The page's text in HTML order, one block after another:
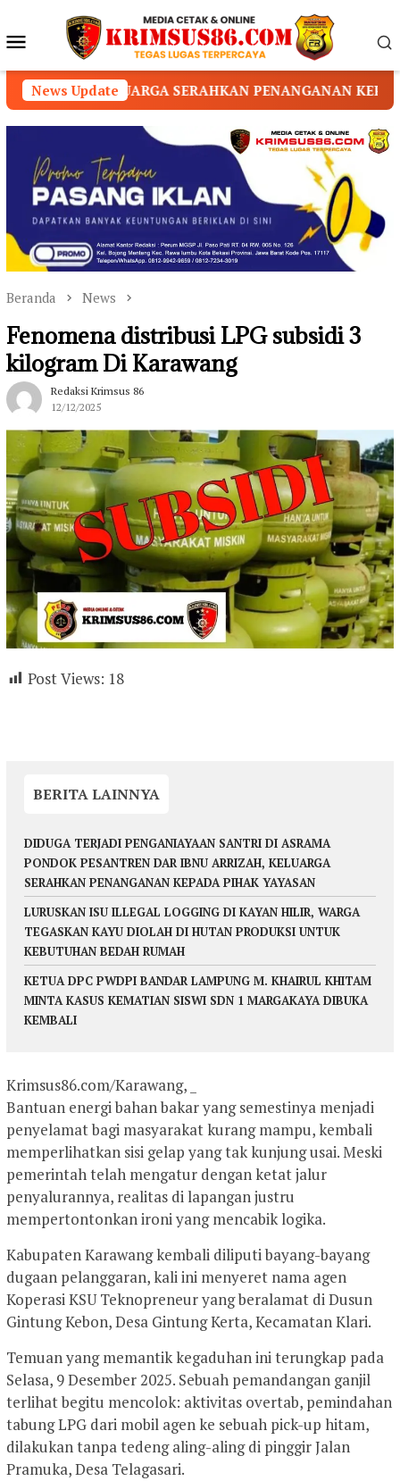
konten Menu
Mobile
News Update
PENANGANAN KEPADA PIHAK YAYASAN
Beranda News
Fenomena distribusi LPG subsidi 3
kilogram Di Karawang
Redaksi Krimsus 86
12/12/2025
Post Views: 18
BERITA LAINNYA
DIDUGA TERJADI PENGANIAYAAN SANTRI DI ASRAMA
PONDOK PESANTREN DAR IBNU ARRIZAH, KELUARGA
SERAHKAN PENANGANAN KEPADA PIHAK YAYASAN
LURUSKAN ISU ILLEGAL LOGGING DI KAYAN HILIR, WARGA
TEGASKAN KAYU DIOLAH DI HUTAN PRODUKSI UNTUK
KEBUTUHAN BEDAH RUMAH
KETUA DPC PWDPI BANDAR LAMPUNG M. KHAIRUL KHITAM
MINTA KASUS KEMATIAN SISWI SDN 1 MARGAKAYA DIBUKA
KEMBALI
Krimsus86.com/Karawang, _
Bantuan energi bahan bakar yang semestinya menjadi
penyelamat bagi masyarakat kurang mampu, kembali
memperlihatkan sisi gelap yang tak kunjung usai. Meski
pemerintah telah mengatur dengan ketat jalur
penyalurannya, realitas di lapangan justru
mempertontonkan ironi yang mencabik logika.
Kabupaten Karawang kembali diliputi bayang-bayang
dugaan pelanggaran, kali ini menyeret nama agen
Koperasi KSU Teknopreneur yang beralamat di Dusun
Gintung Kebon, Desa Gintung Kerta, Kecamatan Klari.
Temuan yang memantik kegaduhan ini terungkap pada
Selasa, 9 Desember 2025. Sebuah pemandangan ganjil
terlihat begitu mencolok: aktivitas overtab, pemindahan
tabung LPG dari mobil agen ke sebuah pick-up hitam,
dilakukan tanpa tedeng aling-aling di pinggir Jalan
Pramuka, Desa Telagasari.